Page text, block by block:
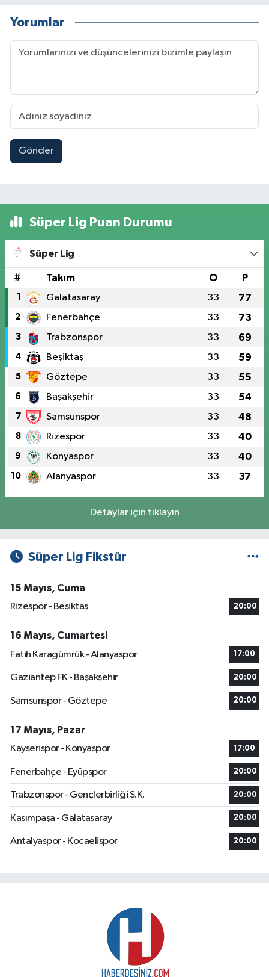
Yorumlar
Gönder
Süper Lig Puan Durumu
Süper Lig
# Takım O P
1 Galatasaray 33 77
2 Fenerbahçe 33 73
3 Trabzonspor 33 69
4 Beşiktaş 33 59
5 Göztepe 33 55
6 Başakşehir 33 54
7 Samsunspor 33 48
8 Rizespor 33 40
9 Konyaspor 33 40
10 Alanyaspor 33 37
Detaylar için tıklayın
Süper Lig Fikstür
15 Mayıs, Cuma
Rizespor - Beşiktaş
20:00
16 Mayıs, Cumartesi
Fatih Karagümrük - Alanyaspor
17:00
Gaziantep FK - Başakşehir 20:00
Samsunspor - Göztepe 20:00
17 Mayıs, Pazar
Kayserispor - Konyaspor
17:00
Fenerbahçe - Eyüpspor 20:00
Trabzonspor - Gençlerbirliği S.K. 20:00
Kasımpaşa - Galatasaray 20:00
Antalyaspor - Kocaelispor 20:00